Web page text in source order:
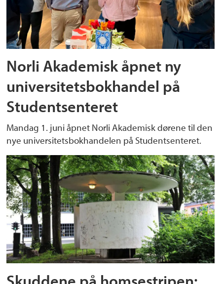
Norli Akademisk åpnet ny
universitetsbokhandel på
Studentsenteret
Mandag 1. juni åpnet Norli Akademisk dørene til den
nye universitetsbokhandelen på Studentsenteret.